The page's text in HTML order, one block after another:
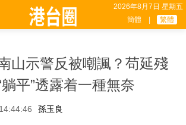
2026年8月7日 星期五
簡體
繁體
山示警反被嘲諷？苟延殘
平”透露着一種無奈
孫玉良